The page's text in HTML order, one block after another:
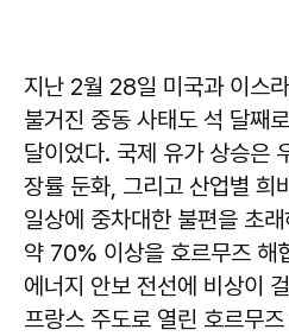
지난 2월 28일 미국과 이스
불거진 중동 사태도 석 달째
달이었다. 국제 유가 상승은
장률 둔화, 그리고 산업별 희
일상에 중차대한 불편을 초
약 70% 이상을 호르무즈 해
에너지 안보 전선에 비상이
프랑스 주도로 열린 호르무